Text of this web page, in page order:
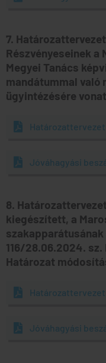
7.
Részvényeseinek a
Megyei Tanács
mandátummal való
ügyintézésére
Határozattervezet
Jóváhagyási
8.
kiegészített, a
116/28.06.2024. sz.
Határozat
Határozattervezet
Jóváhagyási